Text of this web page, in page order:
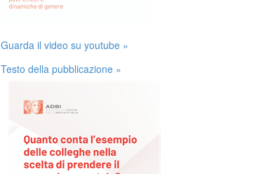
Guarda il video su youtube »
Testo della pubblicazione »